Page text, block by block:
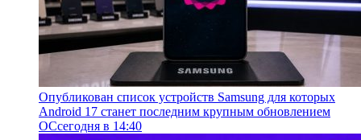
Опубликован список устройств Samsung для которых
Android 17 станет последним крупным обновлением
ОСсегодня в 14:40